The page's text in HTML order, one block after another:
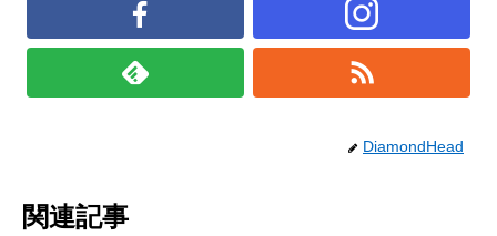
DiamondHead
関連記事